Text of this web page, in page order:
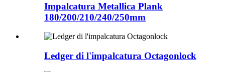
Impalcatura Metallica Plank
180/200/210/240/250mm
Ledger di l'impalcatura Octagonlock